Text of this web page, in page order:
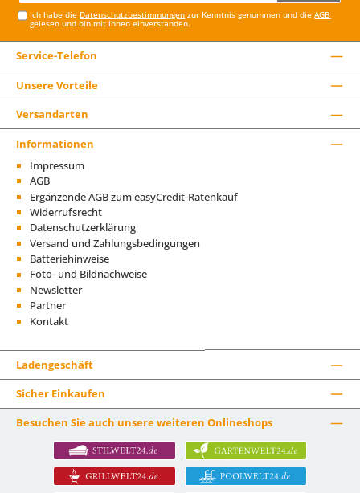
Ich habe die Datenschutzbestimmungen zur Kenntnis genommen und dieAGB
gelesen und bin mit ihnen einverstanden.
Service-Telefon
Unsere Vorteile
Versandarten
Informationen
Impressum
AGB
Ergänzende AGB zum easyCredit-Ratenkauf
Widerrufsrecht
Datenschutzerklärung
Versand und Zahlungsbedingungen
Batteriehinweise
Foto- und Bildnachweise
Newsletter
Partner
Kontakt
Ladengeschäft
Sicher Einkaufen
Besuchen Sie auch unsere weiteren Onlineshops